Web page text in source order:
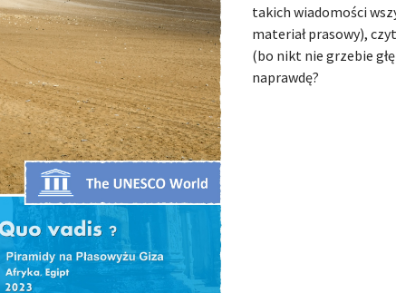
takich wiadomości
materiał prasowy),
(bo nikt nie grzebie
naprawdę?